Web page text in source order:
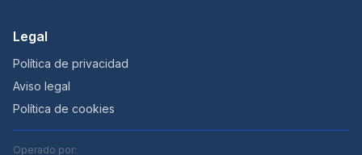
Legal
Política de privacidad
Aviso legal
Política de cookies
Operado por: